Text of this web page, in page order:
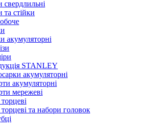
свердлильні
та стійки
акумуляторні
STANLEY
акумуляторні
акумуляторні
мережеві
та набори головок